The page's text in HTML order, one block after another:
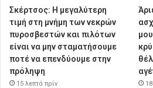
Σκέρτσος: Η μεγαλύτερη
τιμή στη μνήμη των νεκρών
πυροσβεστών και πιλότων
είναι να μην σταματήσουμε
ποτέ να επενδύουμε στην
πρόληψη
15 λεπτά πρίν